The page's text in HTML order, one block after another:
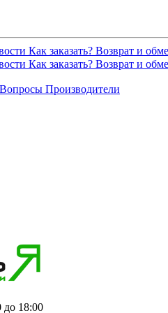
Как заказать? Возврат и
Как заказать? Возврат и
Вопросы Производители
до 18:00